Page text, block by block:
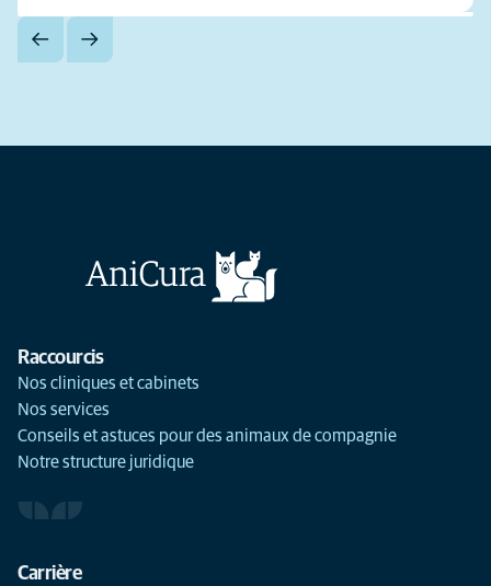
Raccourcis
Nos cliniques et cabinets
Nos services
Conseils et astuces pour des animaux de compagnie
Notre structure juridique
Carrière